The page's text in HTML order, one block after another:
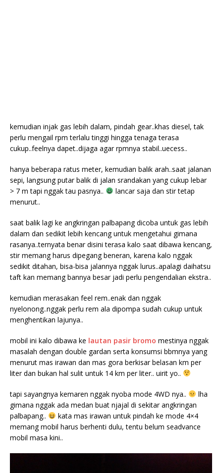
kemudian injak gas lebih dalam, pindah gear..khas diesel, tak
perlu mengail rpm terlalu tinggi hingga tenaga terasa
cukup..feelnya dapet..dijaga agar rpmnya stabil..uecess..
hanya beberapa ratus meter, kemudian balik arah..saat jalanan
sepi, langsung putar balik di jalan srandakan yang cukup lebar
> 7 m tapi nggak tau pasnya..
lancar saja dan stir tetap
menurut..
saat balik lagi ke angkringan palbapang dicoba untuk gas lebih
dalam dan sedikit lebih kencang untuk mengetahui gimana
rasanya..ternyata benar disini terasa kalo saat dibawa kencang,
stir memang harus dipegang beneran, karena kalo nggak
sedikit ditahan, bisa-bisa jalannya nggak lurus..apalagi daihatsu
taft kan memang bannya besar jadi perlu pengendalian ekstra..
kemudian merasakan feel rem..enak dan nggak
nyelonong..nggak perlu rem ala dipompa sudah cukup untuk
menghentikan lajunya..
mobil ini kalo dibawa ke lautan pasir bromo mestinya nggak
masalah dengan double gardan serta konsumsi bbmnya yang
menurut mas irawan dan mas gora berkisar belasan km per
liter dan bukan hal sulit untuk 14 km per liter.. uirit yo..
tapi sayangnya kemaren nggak nyoba mode 4WD nya..
lha
gimana nggak ada medan buat njajal di sekitar angkringan
palbapang..
kata mas irawan untuk pindah ke mode 4×4
memang mobil harus berhenti dulu, tentu belum seadvance
mobil masa kini..